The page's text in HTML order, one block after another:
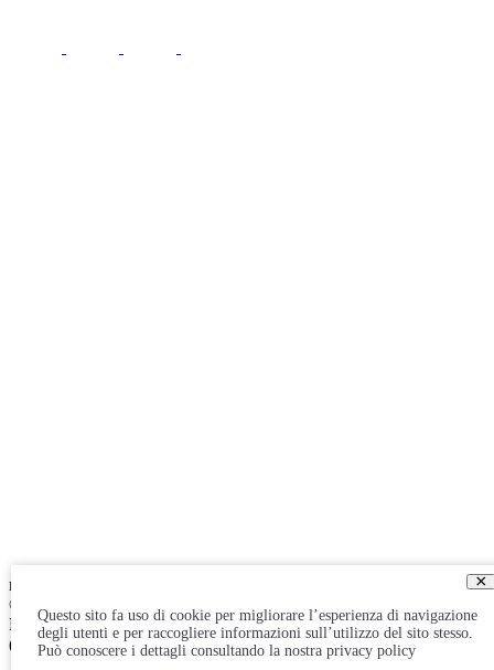
made by
© 2026
Motor – Bike srl, Viale Italia 476 – 20099 Sesto San Giovanni
(Milano) – cf. p.iva 08998230968 – REA2062579 – cap. €100.000
×
Questo sito fa uso di cookie per migliorare l’esperienza di navigazione
degli utenti e per raccogliere informazioni sull’utilizzo del sito stesso.
Può conoscere i dettagli consultando la nostra privacy policy